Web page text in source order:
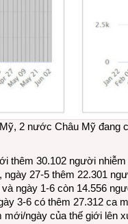
2 nước Châu Mỹ đang
thêm 30.102 người
ngày 27-5 thêm 22.301
ngày 1-6 còn 14.556
3-6 có thêm 27.312 ca
mới/ngày của thế giới lên